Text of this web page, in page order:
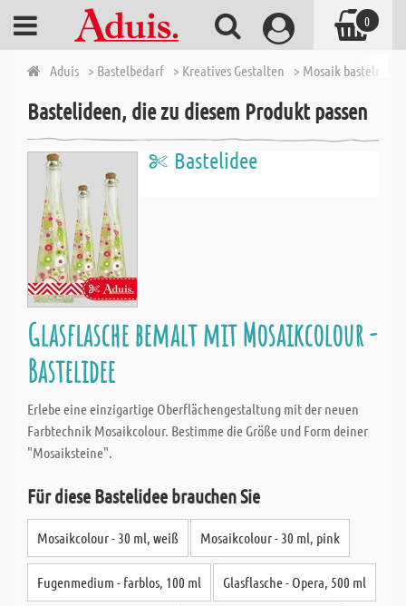
Aduis > Bastelbedarf > Kreatives Gestalten > Mosaik basteln
Bastelideen, die zu diesem Produkt passen
Bastelidee
Glasflasche bemalt mit Mosaikcolour -
Bastelidee
Erlebe eine einzigartige Oberflächengestaltung mit der neuen
Farbtechnik Mosaikcolour. Bestimme die Größe und Form deiner
"Mosaiksteine".
Für diese Bastelidee brauchen Sie
Mosaikcolour - 30 ml, weiß Mosaikcolour - 30 ml, pink
Fugenmedium - farblos, 100 ml Glasflasche - Opera, 500 ml
0